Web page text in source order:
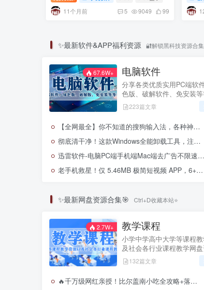
11个月前 5 9049 99
家
✨最新软件&APP福利资源 🔐解锁黑科技资源合集
67.6W+ 电脑软件
分享各类优质实用PC端软
色版、破解软件、免安装
件。223篇文章
【全网最全】你不知道的搜狗输入法，各种神仙版本合集
彻底清干净！这款Windows全能卸载工具，注册表残留一键根除
迅雷软件-电脑PC端手机端Mac端去广告不限速各版本集合搜集整合全网最全
老手机救星！仅 5.46MB 极简短视频 APP，6+64 小米 8 实测丝滑不卡顿
✨最新网盘资源合集🎯 Ctrl+D收藏本站⭐
2.7W+ 教学课程
小学中学高中大学等课程
及社会各行业课程教学网
132篇文章
🔥千万级网红亲授！比尔盖南小吃全攻略+落地秘籍，手把手教你变身摊主达人！